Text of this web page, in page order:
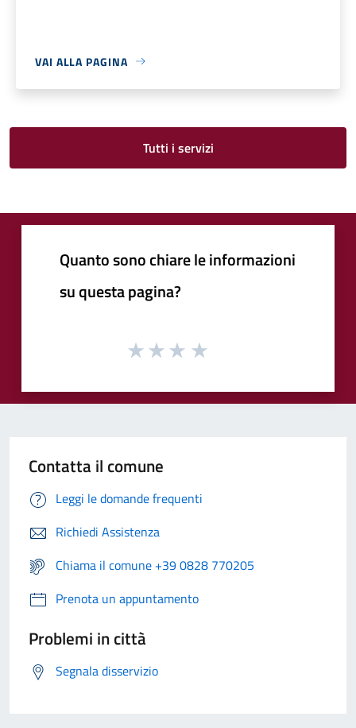
VAI ALLA PAGINA
Tutti i servizi
Quanto sono chiare le informazioni
su questa pagina?
Contatta il comune
Leggi le domande frequenti
Richiedi Assistenza
Chiama il comune +39 0828 770205
Prenota un appuntamento
Problemi in città
Segnala disservizio